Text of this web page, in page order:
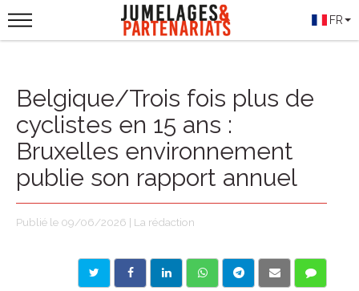
FR
Belgique/Trois fois plus de
cyclistes en 15 ans :
Bruxelles environnement
publie son rapport annuel
Publié le 09/06/2026 | La rédaction